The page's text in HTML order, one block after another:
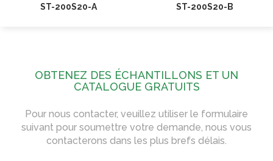
ST-200S20-A ST-200S20-B
OBTENEZ DES ÉCHANTILLONS ET UN
CATALOGUE GRATUITS
Pour nous contacter, veuillez utiliser le formulaire
suivant pour soumettre votre demande, nous vous
contacterons dans les plus brefs délais.